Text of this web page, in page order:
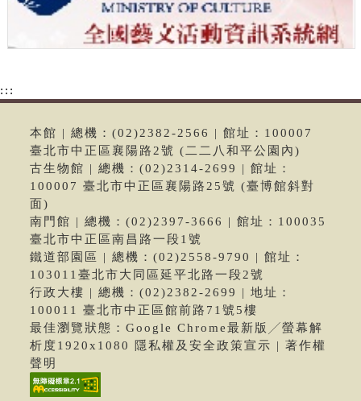
:::
本館 | 總機：(02)2382-2566 | 館址：100007
臺北市中正區襄陽路2號 (二二八和平公園內)
古生物館 | 總機：(02)2314-2699 | 館址：
100007 臺北市中正區襄陽路25號 (臺博館斜對
面)
南門館 | 總機：(02)2397-3666 | 館址：100035
臺北市中正區南昌路一段1號
鐵道部園區 | 總機：(02)2558-9790 | 館址：
103011臺北市大同區延平北路一段2號
行政大樓 | 總機：(02)2382-2699 | 地址：
100011 臺北市中正區館前路71號5樓
最佳瀏覽狀態：Google Chrome最新版╱螢幕解
析度1920x1080 隱私權及安全政策宣示 | 著作權
聲明